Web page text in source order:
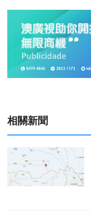
相關新聞